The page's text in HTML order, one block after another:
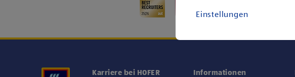
Karriere bei HOFER Informationen
Einstellungen